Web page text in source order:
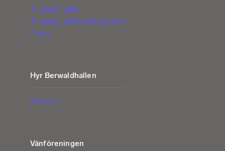
Tillgänglighet
Tillgänglighetsredogörelse
Press
Hyr Berwaldhallen
Prislista
Vänföreningen